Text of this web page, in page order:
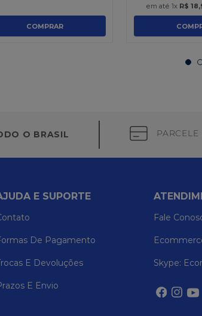
COMPRAR
em até 1x R$ 18,
O BRASIL PARCELE
E SUPORTE
De Pagamento
E Devoluções
E Envio
Fale
Skype: